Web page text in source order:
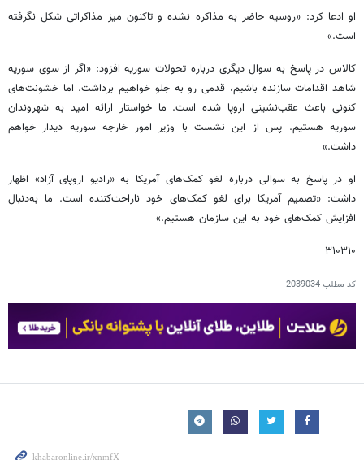
او ادعا کرد: «روسیه حاضر به مذاکره نشده و تاکنون میز مذاکراتی شکل نگرفته
است.»
کالاس در پاسخ به سوال دیگری درباره تحولات سوریه افزود: «اگر از سوی سوریه
شاهد اقدامات سازنده باشیم، قدمی رو به جلو خواهیم برداشت. اما خشونت‌های
کنونی باعث عقب‌نشینی اروپا شده است. ما خواستار ارائه امید به شهروندان
سوریه هستیم. پس از این نشست با وزیر امور خارجه سوریه دیدار خواهم
داشت.»
او در پاسخ به سوالی درباره لغو کمک‌های آمریکا به «رادیو اروپای آزاد» اظهار
داشت: «تصمیم آمریکا برای لغو کمک‌های خود ناراحت‌کننده است. ما به‌دنبال
افزایش کمک‌های خود به این سازمان هستیم.»
۳۱۰۳۱۰
کد مطلب2039034